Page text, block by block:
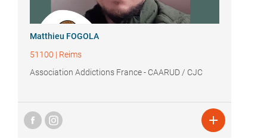
Matthieu FOGOLA
51100 | Reims
Association Addictions France - CAARUD / CJC
